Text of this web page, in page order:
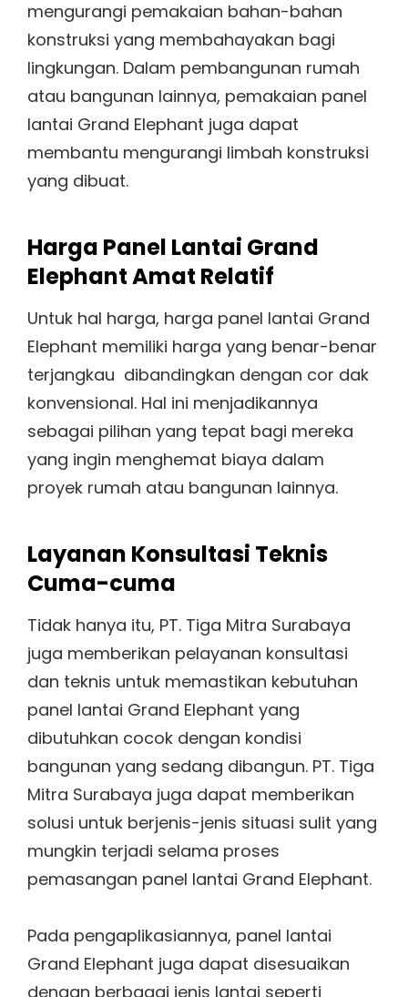
mengurangi pemakaian bahan-bahan
konstruksi yang membahayakan bagi
lingkungan. Dalam pembangunan rumah
atau bangunan lainnya, pemakaian panel
lantai Grand Elephant juga dapat
membantu mengurangi limbah konstruksi
yang dibuat.
Harga Panel Lantai Grand
Elephant Amat Relatif
Untuk hal harga, harga panel lantai Grand
Elephant memiliki harga yang benar-benar
terjangkau dibandingkan dengan cor dak
konvensional. Hal ini menjadikannya
sebagai pilihan yang tepat bagi mereka
yang ingin menghemat biaya dalam
proyek rumah atau bangunan lainnya.
Layanan Konsultasi Teknis
Cuma-cuma
Tidak hanya itu, PT. Tiga Mitra Surabaya
juga memberikan pelayanan konsultasi
dan teknis untuk memastikan kebutuhan
panel lantai Grand Elephant yang
dibutuhkan cocok dengan kondisi
bangunan yang sedang dibangun. PT. Tiga
Mitra Surabaya juga dapat memberikan
solusi untuk berjenis-jenis situasi sulit yang
mungkin terjadi selama proses
pemasangan panel lantai Grand Elephant.
Pada pengaplikasiannya, panel lantai
Grand Elephant juga dapat disesuaikan
dengan berbagai jenis lantai seperti